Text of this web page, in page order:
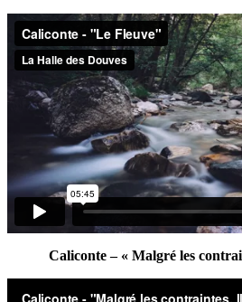
Caliconte – « Malgré les